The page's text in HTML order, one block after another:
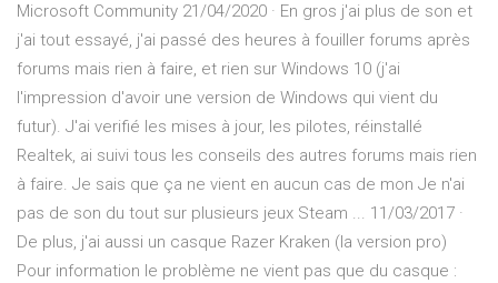
Microsoft Community 21/04/2020 · En gros j'ai plus de son et
j'ai tout essayé, j'ai passé des heures à fouiller forums après
forums mais rien à faire, et rien sur Windows 10 (j'ai
l'impression d'avoir une version de Windows qui vient du
futur). J'ai verifié les mises à jour, les pilotes, réinstallé
Realtek, ai suivi tous les conseils des autres forums mais rien
à faire. Je sais que ça ne vient en aucun cas de mon Je n'ai
pas de son du tout sur plusieurs jeux Steam ... 11/03/2017 ·
De plus, j'ai aussi un casque Razer Kraken (la version pro)
Pour information le problème ne vient pas que du casque :